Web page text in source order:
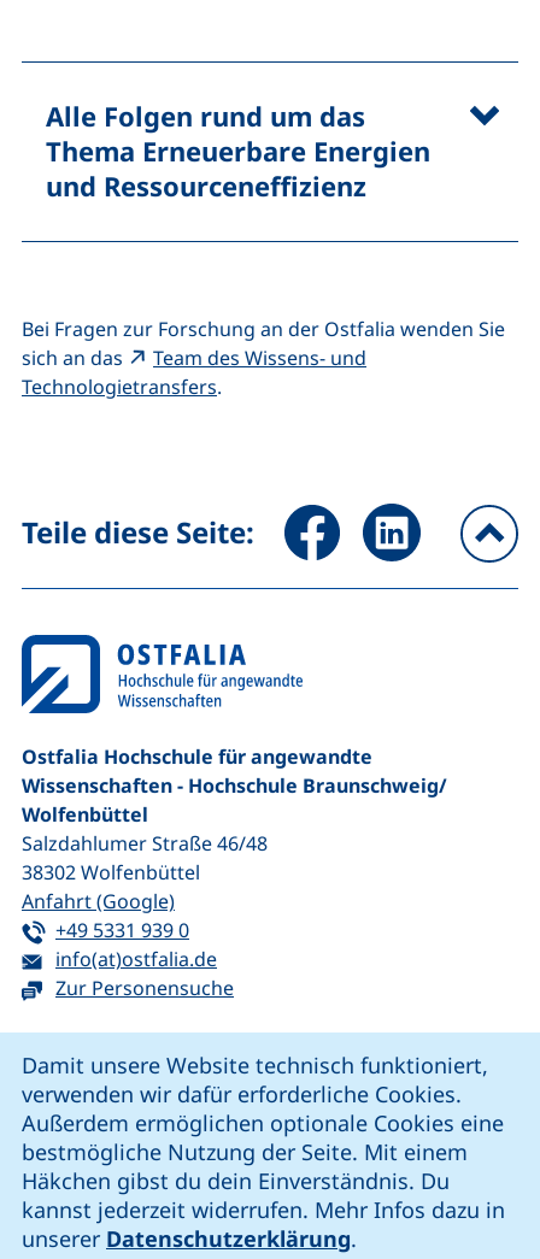
Damit unsere Website technisch funktioniert,
verwenden wir dafür erforderliche Cookies.
Außerdem ermöglichen optionale Cookies eine
bestmögliche Nutzung der Seite. Mit einem
Häkchen gibst du dein Einverständnis. Du
kannst jederzeit widerrufen. Mehr Infos dazu in
unserer Datenschutzerklärung.
Alle Folgen rund um das
Thema Erneuerbare Energien
und Ressourceneffizienz
Bei Fragen zur Forschung an der Ostfalia wenden Sie
sich an das
Team des Wissens- und
Technologietransfers(externer Link, öffnet neues
.
Teile diese Seite: Seite über Facebook teilen
Seite über
Ostfalia Hochschule für angewandte
Wissenschaften - Hochschule Braunschweig/​
Wolfenbüttel
Salzdahlumer Straße 46/48
38302Wolfenbüttel
Anfahrt (Google)(externer Link, öffnet neues Fenster)
Tel:
+49 5331 939 0(startet einen Telefonanruf, wenn Ihr
E-Mail:
info(at)ostfalia.de(öffnet Ihr E-Mail-Programm)
Zur Personensuche
unsere Facebook-Seite (externer Link, öffnet neues
unsere LinkedIn-Seite (externer Link, öffnet
unsere Instagram-Seite (externer Link,
unsere YouTube-Seite (externer
Cookie-Einstellungen
Impressum